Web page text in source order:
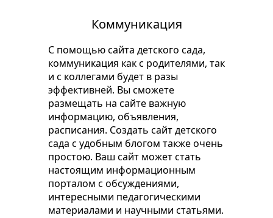
Коммуникация
С помощью сайта детского сада,
коммуникация как с родителями, так
и с коллегами будет в разы
эффективней. Вы сможете
размещать на сайте важную
информацию, объявления,
расписания. Создать сайт детского
сада с удобным блогом также очень
простою. Ваш сайт может стать
настоящим информационным
порталом с обсуждениями,
интересными педагогическими
материалами и научными статьями.